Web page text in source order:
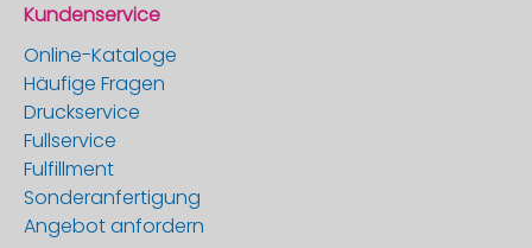
Kundenservice
Online-Kataloge
Häufige Fragen
Druckservice
Fullservice
Fulfillment
Sonderanfertigung
Angebot anfordern